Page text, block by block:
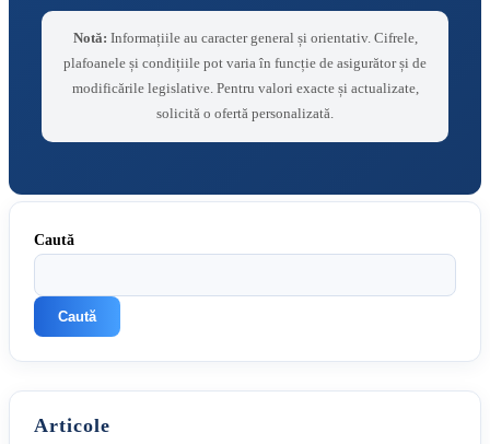
Notă: Informațiile au caracter general și orientativ. Cifrele,
plafoanele și condițiile pot varia în funcție de asigurător și de
modificările legislative. Pentru valori exacte și actualizate,
solicită o ofertă personalizată.
Caută
Caută
Articole